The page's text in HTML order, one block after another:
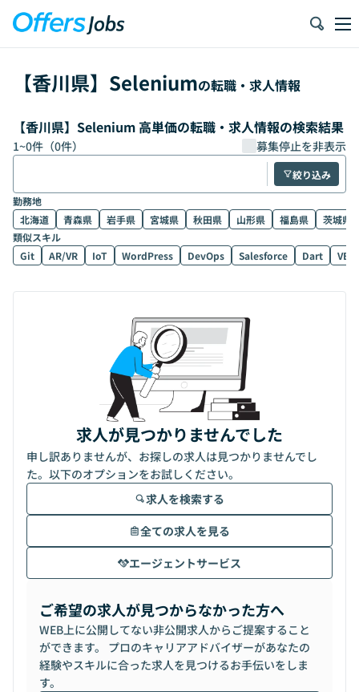
【香川県】 Seleniumの転職・求人情報
【香川県】Selenium 高単価の転職・求人情報の検索結果
1~0件（0件） 募集停止を非表示
絞り込み
勤務地
北海道
青森県 岩手県 宮城県 秋田県 山形県 福島県
茨城県
類似スキル
Git
AR/VR IoT WordPress DevOps Salesforce Dart
求人が見つかりませんでした
申し訳ありませんが、お探しの求人は見つかりませんでし
た。以下のオプションをお試しください。
求人を検索する
全ての求人を見る
エージェントサービス
ご希望の求人が見つからなかった方へ
WEB上に公開してない非公開求人からご提案すること
ができます。 プロのキャリアアドバイザーがあなたの
経験やスキルに合った求人を見つけるお手伝いをしま
す。